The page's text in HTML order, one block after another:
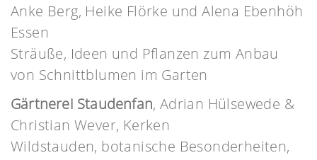
Anke Berg, Heike Flörke und Alena Ebenhöh
Essen
Sträuße, Ideen und Pflanzen zum Anbau
von Schnittblumen im Garten
Gärtnerei Staudenfan, Adrian Hülsewede &
Christian Wever, Kerken
Wildstauden, botanische Besonderheiten,